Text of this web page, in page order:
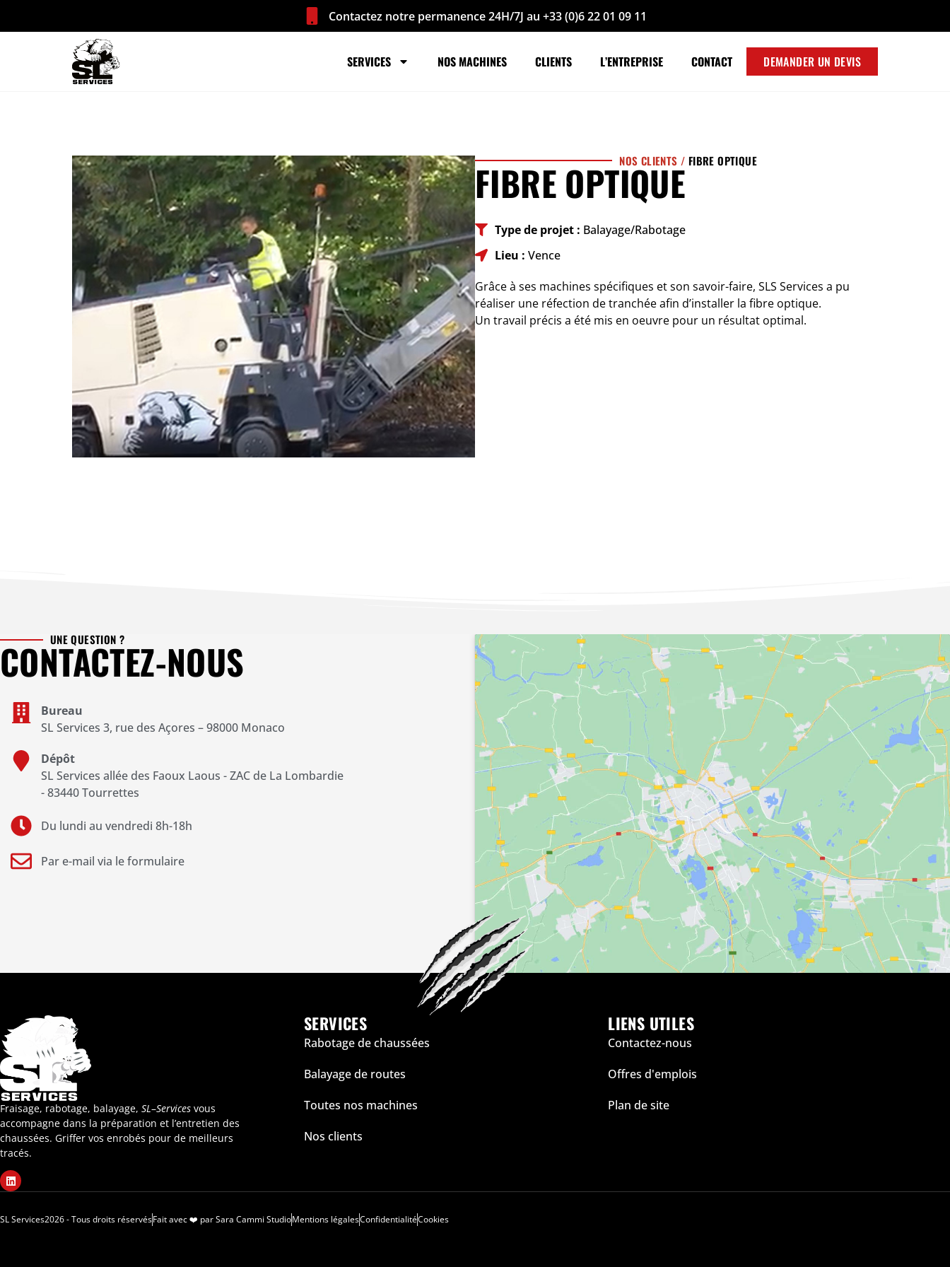
Contactez notre permanence 24H/7J au +33 (0)6 22 01 09 11
SERVICES NOS MACHINES CLIENTS L’ENTREPRISE CONTACT DEMANDER UN DEVIS
NOS CLIENTS / FIBRE OPTIQUE
FIBRE OPTIQUE
Type de projet : Balayage/Rabotage
Lieu : Vence
Grâce à ses machines spécifiques et son savoir-faire, SLS Services a pu
réaliser une réfection de tranchée afin d’installer la fibre optique.
Un travail précis a été mis en oeuvre pour un résultat optimal.
UNE QUESTION ?
CONTACTEZ-NOUS
Bureau
SL Services 3, rue des Açores – 98000 Monaco
Dépôt
SL Services allée des Faoux Laous - ZAC de La Lombardie
- 83440 Tourrettes
Du lundi au vendredi 8h-18h
Par e-mail via le formulaire
Fraisage, rabotage, balayage, SL–Services vous
accompagne dans la préparation et l’entretien des
chaussées. Griffer vos enrobés pour de meilleurs
tracés.
SERVICES
Rabotage de chaussées
Balayage de routes
Toutes nos machines
Nos clients
LIENS UTILES
Contactez-nous
Offres d'emplois
Plan de site
SL Services2026 - Tous droits réservésFait avec ❤️ par Sara Cammi StudioMentions légalesConfidentialitéCookies